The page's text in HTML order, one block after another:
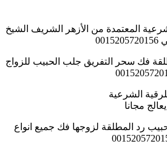
المعتمدة من الأزهر الشريف الشيخ
فك سحر التفريق جلب الحبيب للزواج
مجانا
رد المطلقة لزوجها فك جميع انواع